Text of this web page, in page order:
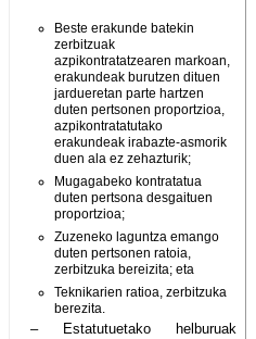
Beste erakunde batekin
zerbitzuak
azpikontratatzearen markoan,
erakundeak burutzen dituen
jardueretan parte hartzen
duten pertsonen proportzioa,
azpikontratatutako
erakundeak irabazte-asmorik
duen ala ez zehazturik;
Mugagabeko kontratatua
duten pertsona desgaituen
proportzioa;
Zuzeneko laguntza emango
duten pertsonen ratoia,
zerbitzuka bereizita; eta
Teknikarien ratioa, zerbitzuka
berezita.
– Estatutuetako helburuak